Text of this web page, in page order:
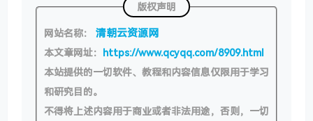
版权声明
网站名称： 清朝云资源网
本文章网址： https://www.qcyqq.com/8909.html
本站提供的一切软件、教程和内容信息仅限用于学习
和研究目的。
不得将上述内容用于商业或者非法用途，否则，一切